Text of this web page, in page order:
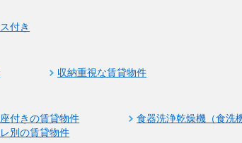
付き
収納重視な賃貸物件
付きの賃貸物件 食器洗浄乾燥機（食洗
別の賃貸物件